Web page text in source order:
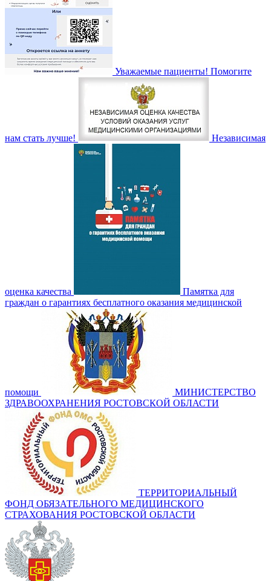
Уважаемые пациенты! Помогите
нам стать лучше! Независимая
оценка качества
Памятка для
граждан о гарантиях бесплатного оказания медицинской
помощи
МИНИСТЕРСТВО
ЗДРАВООХРАНЕНИЯ РОСТОВСКОЙ ОБЛАСТИ
ТЕРРИТОРИАЛЬНЫЙ
ФОНД ОБЯЗАТЕЛЬНОГО МЕДИЦИНСКОГО
СТРАХОВАНИЯ РОСТОВСКОЙ ОБЛАСТИ